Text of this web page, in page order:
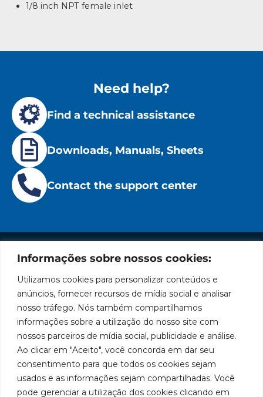
Informações sobre nossos cookies:
Utilizamos cookies para personalizar conteúdos e
anúncios, fornecer recursos de mídia social e analisar
nosso tráfego. Nós também compartilhamos
informações sobre a utilização do nosso site com
nossos parceiros de mídia social, publicidade e análise.
Ao clicar em "Aceito", você concorda em dar seu
consentimento para que todos os cookies sejam
usados e as informações sejam compartilhadas. Você
pode gerenciar a utilização dos cookies clicando em
1/8 inch NPT female inlet
Need help?
Find a technical assistance
Downloads, Manuals, Sheets
Contact the support center
Leading
brand
in
the
manufacture
of
lubrication
and
supply
equipment
Privacy
Policies
Cookies
Policies
Bozza
Institucional
Bozza
Authorized
Service
Centers
Become a
Representative
Work With Us
Rua
Tiradentes,
Anita
Franchini,
50/96
Neighborhood:
Santa
Terezinha
São Bernardo
Networks
Facebook